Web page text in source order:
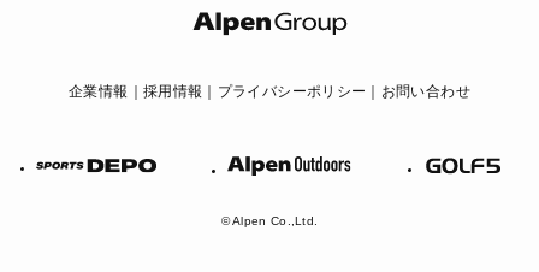
企業情報 採用情報 プライバシーポリシー お問い合わせ
SPORTS
© Alpen Co.,Ltd.